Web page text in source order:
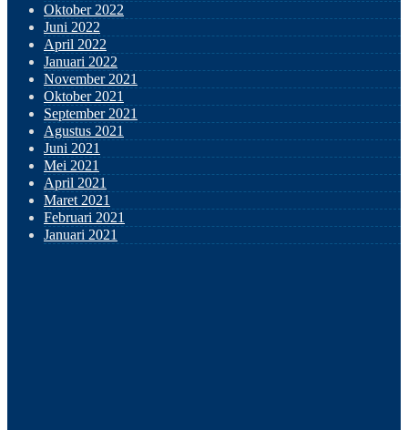
Oktober 2022
Juni 2022
April 2022
Januari 2022
November 2021
Oktober 2021
September 2021
Agustus 2021
Juni 2021
Mei 2021
April 2021
Maret 2021
Februari 2021
Januari 2021